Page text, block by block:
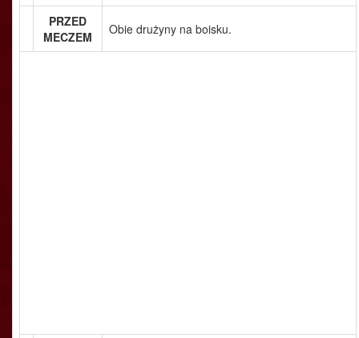
PRZED
MECZEM
Obie drużyny na boisku.